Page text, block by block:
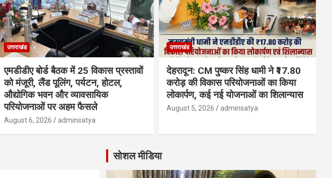
उत्तराखंड
एमडीडीए बोर्ड बैठक में 25 विकास प्रस्तावों
को मंजूरी, लैंड पूलिंग, पर्यटन, होटल,
औद्योगिक भवन और व्यावसायिक
परियोजनाओं पर अहम फैसले
August 6, 2026 adminsatya
उत्तराखंड
देहरादून: CM पुष्कर सिंह धामी ने ₹17.80
करोड़ की विकास परियोजनाओं का किया
लोकार्पण, कई नई योजनाओं का शिलान्यास
August 5, 2026 adminsatya
सोशल मीडिया